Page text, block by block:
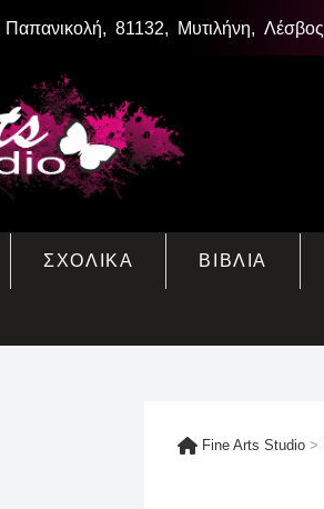
Παπανικολή, 81132, Μυτιλήνη, Λέσβος
ΣΧΟΛΙΚΑ ΒΙΒΛΙΑ
Fine Arts Studio >